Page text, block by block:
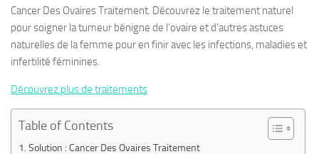
Cancer Des Ovaires Traitement. Découvrez le traitement naturel
pour soigner la tumeur bénigne de l’ovaire et d’autres astuces
naturelles de la femme pour en finir avec les infections, maladies et
infertilité féminines.
Découvrez plus de traitements
Table of Contents
Solution : Cancer Des Ovaires Traitement